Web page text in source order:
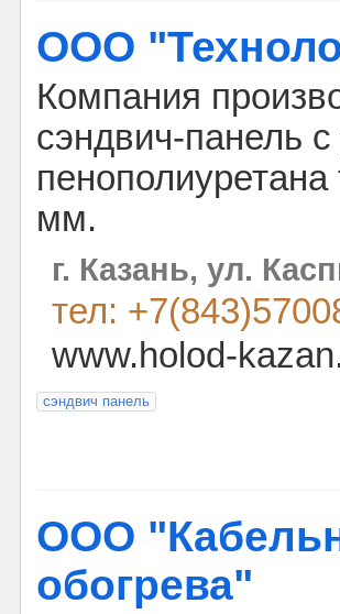
ООО
Компания
сэндвич-панель
мм.
г. Казань, ул.
тел:
www.holod-
сэндвич панель
ООО
обогрева"